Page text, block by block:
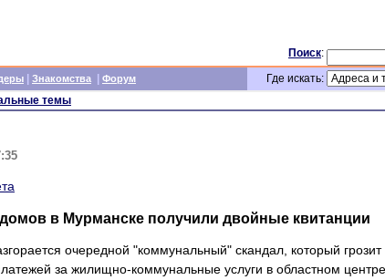
Поиск:
Знакомства Форум
Где искать:
темы
в Мурманске получили двойные квитанции
очередной "коммунальный" скандал, который грозит
за жилищно-коммунальные услуги в областном